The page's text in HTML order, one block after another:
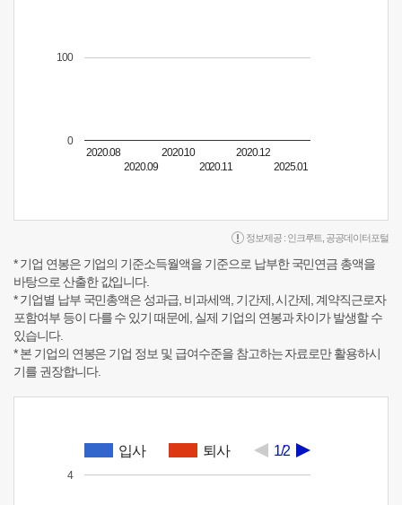
2020.08
2020.09
2020.10
2020.11
2020.12
2025.01
0
100
정보제공 : 인크루트 공공데이터포털
* 기업 연봉은 기업의 기준소득월액을 기준으로 납부한 국민연금 총액을
바탕으로 산출한 값입니다.
* 기업별 납부 국민총액은 성과급, 비과세액, 기간제, 시간제, 계약직근로자
포함여부 등이 다를 수 있기 때문에, 실제 기업의 연봉과 차이가 발생할 수
있습니다.
* 본 기업의 연봉은 기업 정보 및 급여수준을 참고하는 자료로만 활용하시
기를 권장합니다.
입사 퇴사 1/2
4